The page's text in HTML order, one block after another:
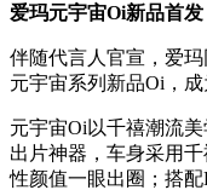
爱玛元宇宙Oi新品首
伴随代言人官宣，爱
元宇宙系列新品Oi，
元宇宙Oi以千禧潮流
出片神器，车身采用
性颜值一眼出圈；搭